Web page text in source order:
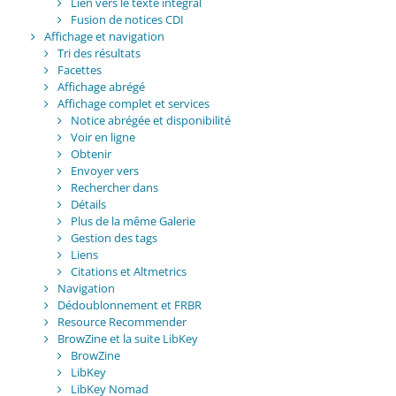
Fusion de notices CDI
Affichage et navigation
Tri des résultats
Facettes
Affichage abrégé
Affichage complet et services
Notice abrégée et disponibilité
Voir en ligne
Obtenir
Envoyer vers
Rechercher dans
Détails
Plus de la même Galerie
Gestion des tags
Liens
Citations et Altmetrics
Navigation
Dédoublonnement et FRBR
Resource Recommender
BrowZine et la suite LibKey
BrowZine
LibKey
LibKey Nomad